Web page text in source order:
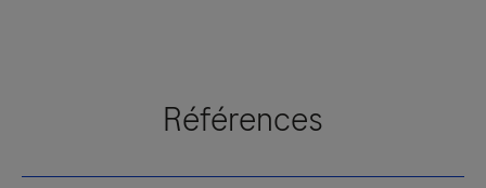
Références
Accepter et envoyer